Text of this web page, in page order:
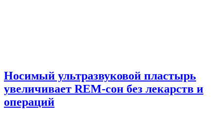
Носимый ультразвуковой пластырь
увеличивает REM-сон без лекарств и
операций